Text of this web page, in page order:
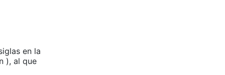
en la
), al que